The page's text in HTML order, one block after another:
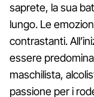
saprete, la sua
lungo. Le
contrastanti.
essere
maschilista,
passione per i